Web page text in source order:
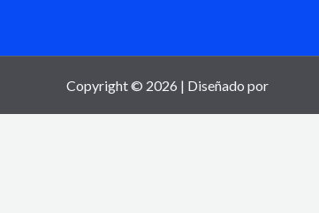
Copyright © 2026 | Diseñado por